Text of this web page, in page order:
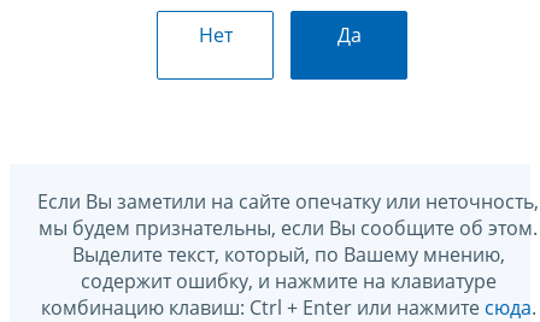
Нет Да
Если Вы заметили на сайте опечатку или неточность,
мы будем признательны, если Вы сообщите об этом.
Выделите текст, который, по Вашему мнению,
содержит ошибку, и нажмите на клавиатуре
комбинацию клавиш: Ctrl + Enter или нажмите сюда.